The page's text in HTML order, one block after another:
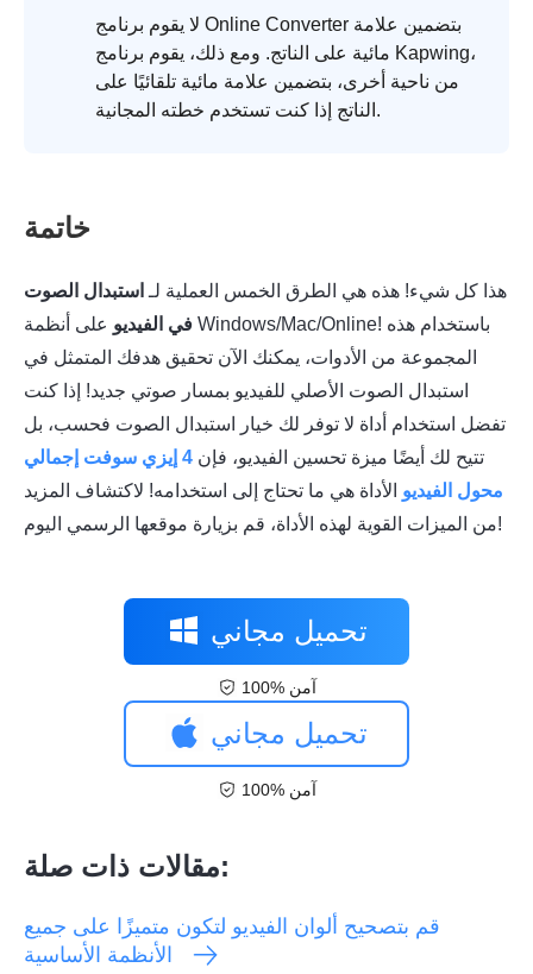
لا يقوم برنامج Online Converter بتضمين علامة
مائية على الناتج. ومع ذلك، يقوم برنامج Kapwing،
من ناحية أخرى، بتضمين علامة مائية تلقائيًا على
الناتج إذا كنت تستخدم خطته المجانية.
خاتمة
هذا كل شيء! هذه هي الطرق الخمس العملية لـ استبدال الصوت
في الفيديو على أنظمة Windows/Mac/Online! باستخدام هذه
المجموعة من الأدوات، يمكنك الآن تحقيق هدفك المتمثل في
استبدال الصوت الأصلي للفيديو بمسار صوتي جديد! إذا كنت
تفضل استخدام أداة لا توفر لك خيار استبدال الصوت فحسب، بل
تتيح لك أيضًا ميزة تحسين الفيديو، فإن
4 إيزي سوفت إجمالي
محول الفيديو الأداة هي ما تحتاج إلى استخدامه! لاكتشاف المزيد
من الميزات القوية لهذه الأداة، قم بزيارة موقعها الرسمي اليوم!
تحميل مجاني
100% آمن
تحميل مجاني
100% آمن
مقالات ذات صلة:
قم بتصحيح ألوان الفيديو لتكون متميزًا على جميع
الأنظمة الأساسية